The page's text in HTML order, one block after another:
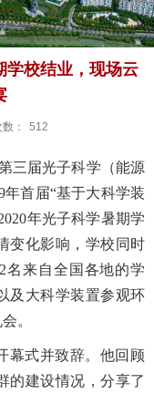
学校结业，现场云
： 512
三届光子科学（能源
首届“基于大科学装
年光子科学暑期学
变化影响， 学校同时
名来自全国各地的学
及大科学装置参观环
。
幕式并致辞。他回顾
的建设情况，分享了